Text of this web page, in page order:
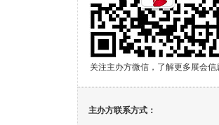
关注主办方微信，了解更多展会信
主办方联系方式：